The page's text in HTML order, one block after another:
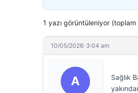
1 yazı görüntüleniyor (toplam
10/05/2026: 3:04 am
A
Sağlık